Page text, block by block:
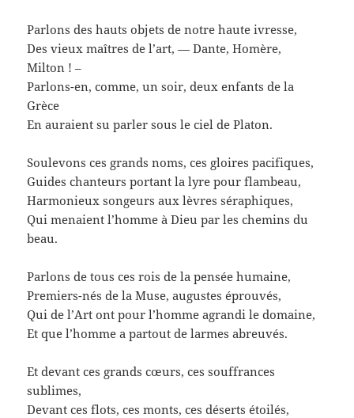
Parlons des hauts objets de notre haute ivresse,
Des vieux maîtres de l’art, — Dante, Homère,
Milton ! –
Parlons-en, comme, un soir, deux enfants de la
Grèce
En auraient su parler sous le ciel de Platon.
Soulevons ces grands noms, ces gloires pacifiques,
Guides chanteurs portant la lyre pour flambeau,
Harmonieux songeurs aux lèvres séraphiques,
Qui menaient l’homme à Dieu par les chemins du
beau.
Parlons de tous ces rois de la pensée humaine,
Premiers-nés de la Muse, augustes éprouvés,
Qui de l’Art ont pour l’homme agrandi le domaine,
Et que l’homme a partout de larmes abreuvés.
Et devant ces grands cœurs, ces souffrances
sublimes,
Devant ces flots, ces monts, ces déserts étoilés,